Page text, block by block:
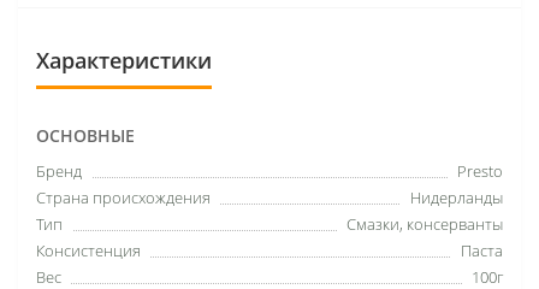
Характеристики
ОСНОВНЫЕ
Бренд
Presto
Страна происхождения
Нидерланды
Тип
Смазки, консерванты
Консистенция
Паста
Вес
100г